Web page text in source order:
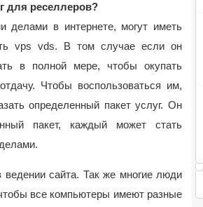
для реселлеров?
делами в интернете, могут иметь
vps vds. В том случае если он
в полной мере, чтобы окупать
Чтобы воспользоваться им,
определенный пакет услуг. Он
пакет, каждый может стать
сайта. Так же многие люди
все компьютеры имеют разные